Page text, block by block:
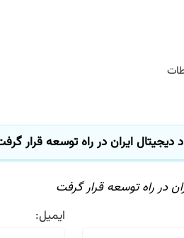
ایران در راه توسعه قرار گرفت
در راه توسعه قرار گرفت
ایمیل: